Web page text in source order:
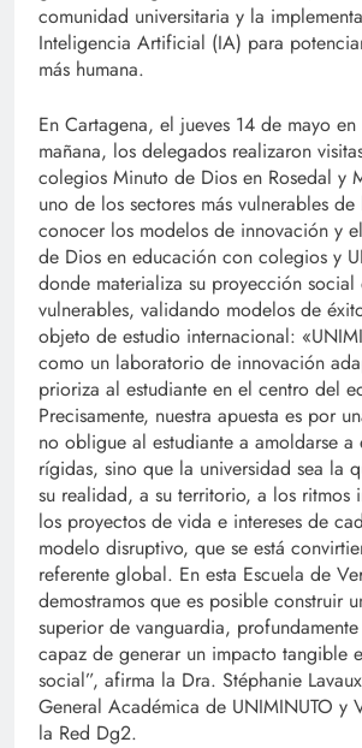
comunidad universitaria y la
Inteligencia Artificial (IA) para
más humana.
En Cartagena, el jueves 14 de mayo
mañana, los delegados realizaron
colegios Minuto de Dios en Rosedal y
uno de los sectores más vulnerables
conocer los modelos de innovación y
de Dios en educación con colegios y
donde materializa su proyección social
vulnerables, validando modelos de
objeto de estudio internacional:
como un laboratorio de innovación
prioriza al estudiante en el centro del
Precisamente, nuestra apuesta es por
no obligue al estudiante a amoldarse a
rígidas, sino que la universidad sea la
su realidad, a su territorio, a los ritmos
los proyectos de vida e intereses de
modelo disruptivo, que se está
referente global. En esta Escuela de
demostramos que es posible construir
superior de vanguardia,
capaz de generar un impacto tangible
social”, afirma la Dra. Stéphanie
General Académica de UNIMINUTO y
la Red Dg2.